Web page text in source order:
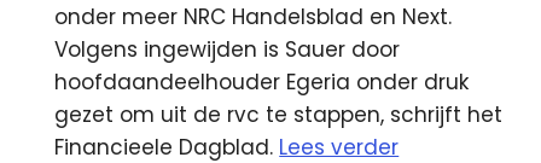
onder meer NRC Handelsblad en Next.
Volgens ingewijden is Sauer door
hoofdaandeelhouder Egeria onder druk
gezet om uit de rvc te stappen, schrijft het
Financieele Dagblad. Lees verder